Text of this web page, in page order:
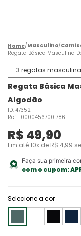
Masculino
Regata Básica Masculina
3 regatas
Regata Básica
Algodão
ID: 47352
Ref.: 100004567001786
R$ 49,90
Em até10x de R$ 4,99
Faça sua primeira
com o cupom:
Selecione a cor